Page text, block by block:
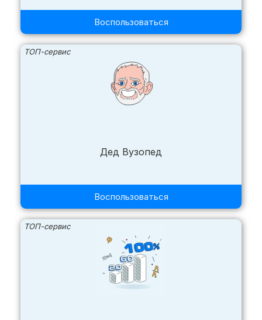
Воспользоваться
ТОП-сервис
Дед Вузопед
Воспользоваться
ТОП-сервис